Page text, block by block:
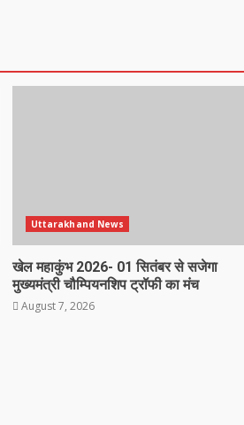
Uttarakhand News
खेल महाकुंभ 2026- 01 सितंबर से सजेगा
मुख्यमंत्री चौम्पियनशिप ट्रॉफी का मंच
August 7, 2026